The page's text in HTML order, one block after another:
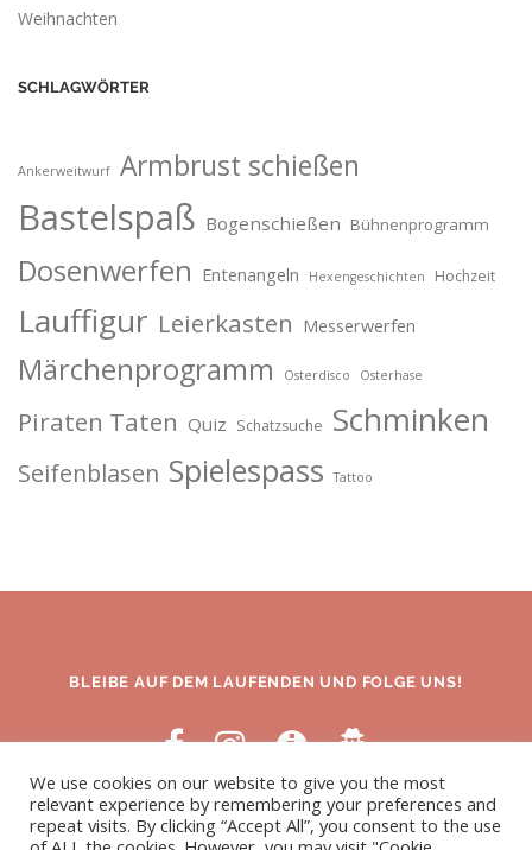
Weihnachten
SCHLAGWÖRTER
Ankerweitwurf Armbrust schießen
Bastelspaß Bogenschießen Bühnenprogramm
Dosenwerfen Entenangeln Hexengeschichten Hochzeit
Lauffigur Leierkasten Messerwerfen
Märchenprogramm Osterdisco Osterhase
Piraten Taten Quiz Schatzsuche Schminken
Seifenblasen Spielespass Tattoo
BLEIBE AUF DEM LAUFENDEN UND FOLGE UNS!
We use cookies on our website to give you the most
relevant experience by remembering your preferences and
repeat visits. By clicking “Accept All”, you consent to the use